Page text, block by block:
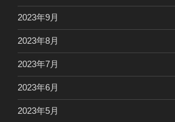
2023年9月
2023年8月
2023年7月
2023年6月
2023年5月